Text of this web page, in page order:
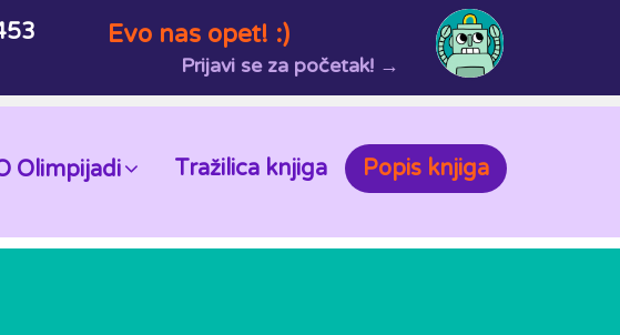
Evo nas opet! :)
Prijavi se za početak! →
Olimpijadi Tražilica knjiga Popis knjiga